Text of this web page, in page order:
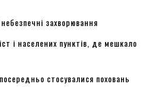
небезпечні захворювання
і населених пунктів, де мешкало
стосувалися поховань